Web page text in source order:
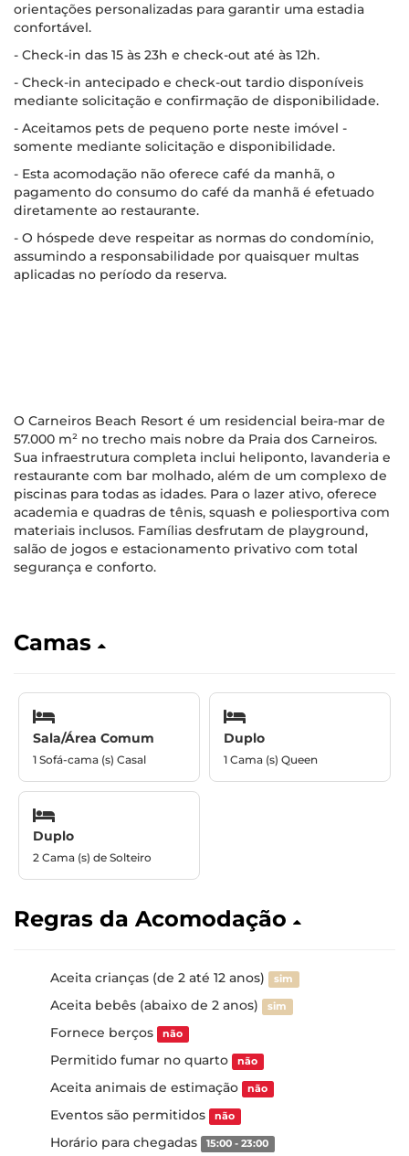
orientações personalizadas para garantir uma estadia
confortável.
- Check-in das 15 às 23h e check-out até às 12h.
- Check-in antecipado e check-out tardio disponíveis
mediante solicitação e confirmação de disponibilidade.
- Aceitamos pets de pequeno porte neste imóvel -
somente mediante solicitação e disponibilidade.
- Esta acomodação não oferece café da manhã, o
pagamento do consumo do café da manhã é efetuado
diretamente ao restaurante.
- O hóspede deve respeitar as normas do condomínio,
assumindo a responsabilidade por quaisquer multas
aplicadas no período da reserva.
O Carneiros Beach Resort é um residencial beira-mar de
57.000 m² no trecho mais nobre da Praia dos Carneiros.
Sua infraestrutura completa inclui heliponto, lavanderia e
restaurante com bar molhado, além de um complexo de
piscinas para todas as idades. Para o lazer ativo, oferece
academia e quadras de tênis, squash e poliesportiva com
materiais inclusos. Famílias desfrutam de playground,
salão de jogos e estacionamento privativo com total
segurança e conforto.
Camas
Sala/Área Comum
1 Sofá-cama (s) Casal
Duplo
1 Cama (s) Queen
Duplo
2 Cama (s) de Solteiro
Regras da Acomodação
Aceita crianças (de 2 até 12 anos) sim
Aceita bebês (abaixo de 2 anos) sim
Fornece berços não
Permitido fumar no quarto não
Aceita animais de estimação não
Eventos são permitidos não
Horário para chegadas 15:00 - 23:00